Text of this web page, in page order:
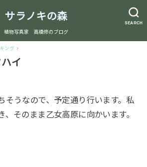
SEARCH
サラノキの森
植物写真家 高橋修のブログ
ング
イ
そうなので、予定通り行います。私
、そのまま乙女高原に向かいます。